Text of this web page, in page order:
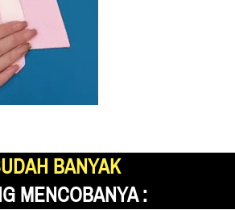
BANYAK
MENCOBANYA :